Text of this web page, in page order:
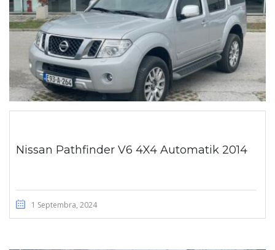
Nissan Pathfinder V6 4X4 Automatik 2014
1 Septembra, 2024